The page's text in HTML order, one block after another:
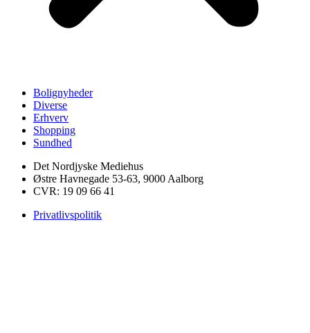
Bolignyheder
Diverse
Erhverv
Shopping
Sundhed
Det Nordjyske Mediehus
Østre Havnegade 53-63, 9000 Aalborg
CVR: 19 09 66 41
Privatlivspolitik